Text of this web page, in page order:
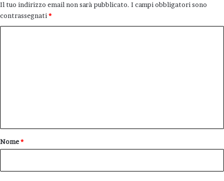
Il tuo indirizzo email non sarà pubblicato. I campi obbligatori sono
contrassegnati*
o
Nome*